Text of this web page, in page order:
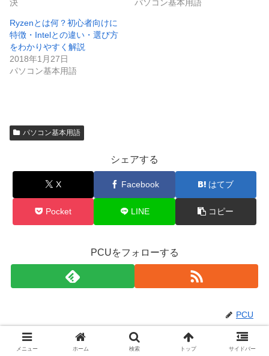
決
パソコン基本用語
Ryzenとは何？初心者向けに
特徴・Intelとの違い・選び方
をわかりやすく解説
2018年1月27日
パソコン基本用語
パソコン基本用語
シェアする
X Facebook はてブ
Pocket LINE コピー
PCUをフォローする
PCU
関連記事
メニュー ホーム 検索 トップ サイドバー